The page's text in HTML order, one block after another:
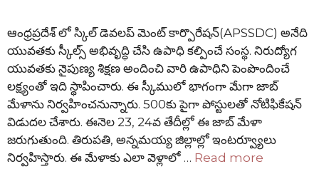
ఆంధ్రప్రదేశ్ లో స్కిల్ డెవలప్ మెంట్ కార్పొరేషన్(APSSDC) అనేది
యువతకు స్కీల్స్ అభివృద్ధి చేసి ఉపాధి కల్పించే సంస్థ. నిరుద్యోగ
యువతకు నైపుణ్య శిక్షణ అందించి వారి ఉపాధిని పెంపొందించే
లక్ష్యంతో ఇది స్థాపించారు. ఈ స్కీములో భాగంగా మేగా జాబ్
మేళాను నిర్వహించనున్నారు. 500కు పైగా పోస్టులతో నోటిఫికేషన్
విడుదల చేశారు. ఈనెల 23, 24వ తేదీల్లో ఈ జాబ్ మేళా
జరుగుతుంది. తిరుపతి, అన్నమయ్య జిల్లాల్లో ఇంటర్వ్యూలు
నిర్వహిస్తారు. ఈ మేళాకు ఎలా వెళ్లాలో … Read more